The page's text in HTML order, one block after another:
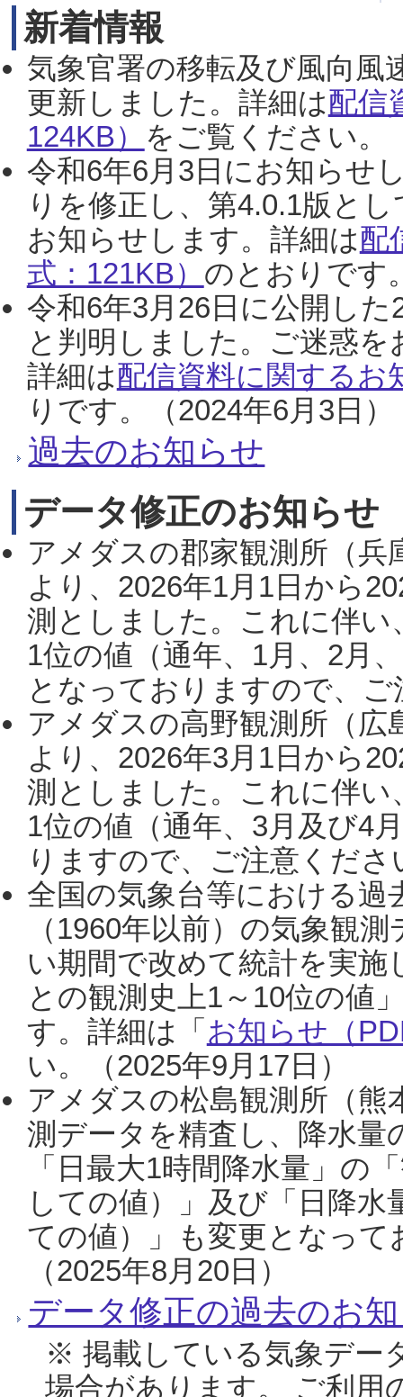
新着情報
気象官署の移転及び風向風
更新しました。詳細は配信
124KB） をご覧ください。
令和6年6月3日にお知らせ
りを修正し、第4.0.1版と
お知らせします。詳細は配
式：121KB） のとおりです
令和6年3月26日に公開し
と判明しました。ご迷惑
詳細は配信資料に関するお
りです。（2024年6月3日）
過去のお知らせ
データ修正のお知らせ
アメダスの郡家観測所（
より、2026年1月1日から
測としました。これに伴い
1位の値（通年、1月、2月
となっておりますので、
アメダスの高野観測所（
より、2026年3月1日から
測としました。これに伴い
1位の値（通年、3月及び4
りますので、ご注意くだ
全国の気象台等における過
（1960年以前）の気象観
い期間で改めて統計を実
との観測史上1～10位の値
す。詳細は「 お知らせ（
い。（2025年9月17日）
アメダスの松島観測所（熊
測データを精査し、降水
「日最大1時間降水量」の
しての値）」及び「日降
ての値）」も変更となっ
（2025年8月20日）
データ修正の過去のお
※ 掲載している気象デー
場合があります。 ご利用